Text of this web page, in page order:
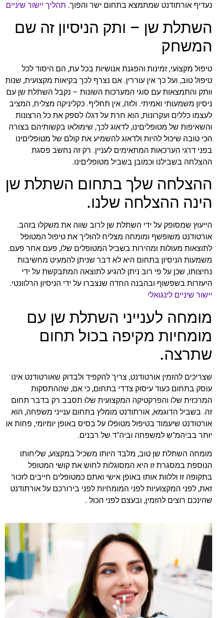
נעדיף אורתודנט שמתמצא בתחום ישר והפוך. תהליך יישור שיניים
השתלת שן – ותק הניסיון זה שם
המשחק
טיפול מקצועי, זמינות והפגנת אנושיות בכל עת, הם היסוד לכל
טיפול טוב, ועל כך אין עוררין. אם נצרף לכך בקיאות מקצועית, שנות
וותק והתמצאות עם סוגי המערכות השונות – נקבל השתלת שן עם
ניסיון משמעותי ואמיתי. ולזה, אין תחליף. כקליניקה מצליח, המציב
לעצמו כללים ועקרונות, הוא חרת על דגלו לספק את כל הרצונות
והשאיפות של מטופליםינו, לדאוג לכך, שימולאו בקשותיהם בצורה
הכי טובה שיכול להיות ולדאוג להשמיע את קולם של מטופליםינו
בפני דרגי הערכאות המתאימים לעניין. רק זה נחשב פסגת
ההצלחה בשבילנו וכמובן בשביל מטופליםינו.
ההצלחה שלך בתחום השתלת שן
הינה ההצלחה שלנו.
הייעוץ שמסופק על ידי השתלת שן לרוב שווה את משקלו בזהב.
אורטודנט משופשף ומומחה מצליח להוליך את טיפול המטופל
לתוצאות מעולות ומהירות בשביל המטופלים שלו, פעם אחר פעם.
משמעות הניסיון בתחום היא לא דבר שניתן להמעיט מחשיבות
נחיצותו, שכן על פי רוב ניתן להגיע לתוצאה המתבקשת על ידי
היעזרות בשפשוף ובהבנה החדה שנצברו על ידי הניסיון הרלוונטי.
יישור שיניים לינגואלי
מומחה לענייני השתלת שן עם
מומחיות מקיפה בכול תחום
שתרצה.
שצריכים להזמין אורטודנט, צריך להקפיד ולבדוק שאורטודנט אינו
עוסק בתחום כעוד עיסוק צדדי בתחום, כי אם, שההתסקות
המרכזית שלו והפרקטיקה המקצועית שלו תסבב רק בדבר תחום
זה. בשביל הדוגמא, אורתודנט מומלץ בתחום ענייני משפחה, הוא
אורטודנט שיעמוד בטיפול מטופלו על בסיס באופן יומיומי, פחות או
יותר בביהמ"ש למשפחה וביה"ד של רבנים.
מומחה השתלת שן טוב, מלבד היותו משכיל במקצוע, שליחותו
הנוספת במסגרת זו היא המסוגלות לחוש את קושי המטופל
בתקופה זו וללוות אותו באופן אישי ואתם כמטופלים חייבים לזכור
זאת, לפני המקצועיות לפני המומחיות לפני בירורכם על אורתודנט
שהינכם רוצים להזמין, ובעצם לפני הכול .